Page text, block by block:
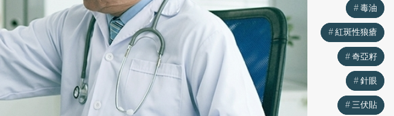
毒油
紅斑性狼瘡
奇亞籽
針眼
三伏貼
毒油
紅斑性狼瘡
奇亞籽
針眼
三伏貼